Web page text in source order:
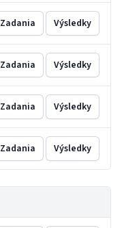
Zadania Výsledky
Zadania Výsledky
Zadania Výsledky
Zadania Výsledky